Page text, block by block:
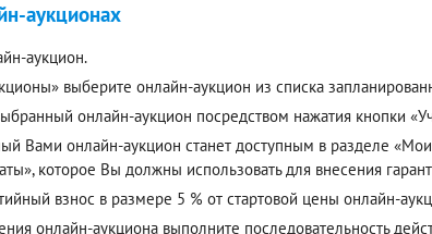
аукционах
аукцион.
выберите онлайн-аукцион из списка
онлайн-аукцион посредством нажатия кнопки
Вами онлайн-аукцион станет доступным в разделе
которое Вы должны использовать для внесения
взнос в размере 5 % от стартовой цены онлайн-
онлайн-аукциона выполните последовательность